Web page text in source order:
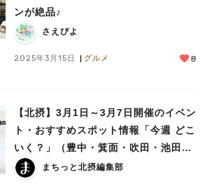
ンが絶品♪
さえぴよ
2025年3月15日 グルメ 8
【北摂】3月1日～3月7日開催のイベン
ト・おすすめスポット情報「今週 どこ
いく？」（豊中・箕面・吹田・池田・
茨木・高槻）
まちっと北摂編集部